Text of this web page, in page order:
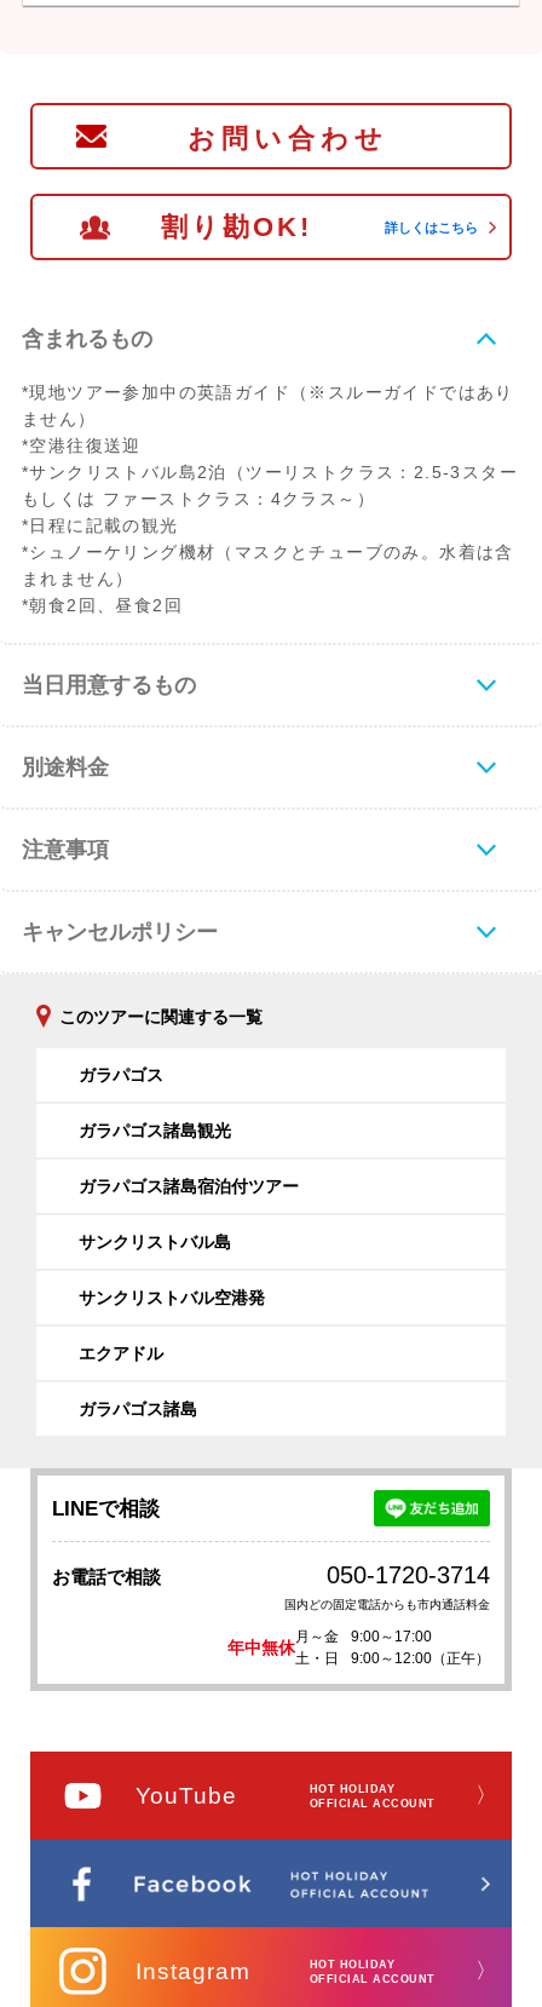
お問い合わせ
割り勘OK! 詳しくはこちら
含まれるもの
*現地ツアー参加中の英語ガイド（※スルーガイドではあり
ません）
*空港往復送迎
*サンクリストバル島2泊（ツーリストクラス：2.5-3スター
もしくは ファーストクラス：4クラス～）
*日程に記載の観光
*シュノーケリング機材（マスクとチューブのみ。水着は含
まれません）
*朝食2回、昼食2回
当日用意するもの
別途料金
注意事項
キャンセルポリシー
このツアーに関連する一覧
ガラパゴス
ガラパゴス諸島観光
ガラパゴス諸島宿泊付ツアー
サンクリストバル島
サンクリストバル空港発
エクアドル
ガラパゴス諸島
LINEで相談
お電話で相談 050-1720-3714
国内どの固定電話からも市内通話料金
年中無休
月～金
9:00～17:00
土・日
9:00～12:00（正午）
YouTube
HOT HOLIDAY
OFFICIAL ACCOUNT
〉
Instagram
HOT HOLIDAY
OFFICIAL ACCOUNT
〉